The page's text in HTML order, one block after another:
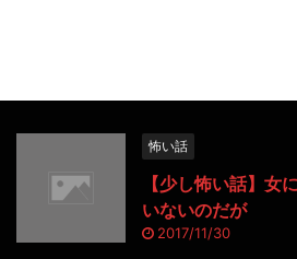
怖い話
【少し怖い話】女
いないのだが
2017/11/30